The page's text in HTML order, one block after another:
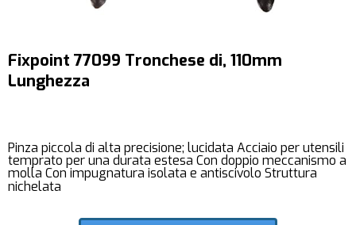
Fixpoint 77099 Tronchese di, 110mm
Lunghezza
Pinza piccola di alta precisione; lucidata Acciaio per utensili
temprato per una durata estesa Con doppio meccanismo a
molla Con impugnatura isolata e antiscivolo Struttura
nichelata